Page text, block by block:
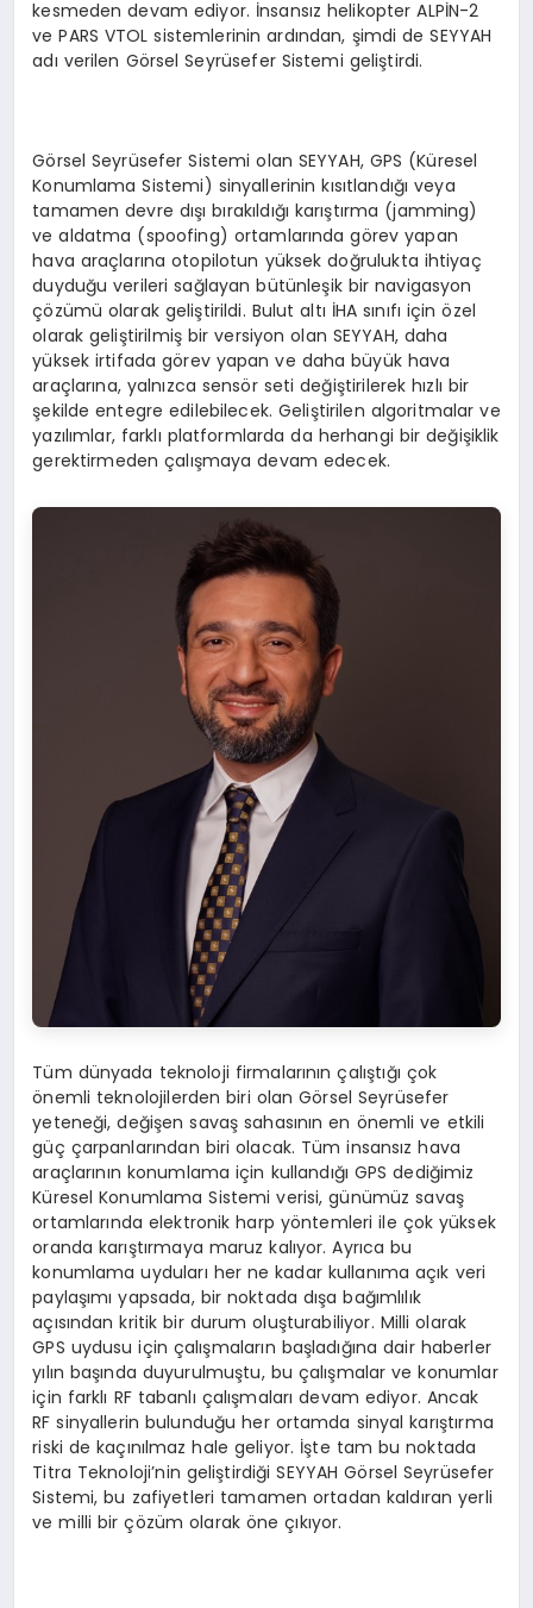
kesmeden devam ediyor. İnsansız helikopter ALPİN-2
ve PARS VTOL sistemlerinin ardından, şimdi de SEYYAH
adı verilen Görsel Seyrüsefer Sistemi geliştirdi.
Görsel Seyrüsefer Sistemi olan SEYYAH, GPS (Küresel
Konumlama Sistemi) sinyallerinin kısıtlandığı veya
tamamen devre dışı bırakıldığı karıştırma (jamming)
ve aldatma (spoofing) ortamlarında görev yapan
hava araçlarına otopilotun yüksek doğrulukta ihtiyaç
duyduğu verileri sağlayan bütünleşik bir navigasyon
çözümü olarak geliştirildi. Bulut altı İHA sınıfı için özel
olarak geliştirilmiş bir versiyon olan SEYYAH, daha
yüksek irtifada görev yapan ve daha büyük hava
araçlarına, yalnızca sensör seti değiştirilerek hızlı bir
şekilde entegre edilebilecek. Geliştirilen algoritmalar ve
yazılımlar, farklı platformlarda da herhangi bir değişiklik
gerektirmeden çalışmaya devam edecek.
Tüm dünyada teknoloji firmalarının çalıştığı çok
önemli teknolojilerden biri olan Görsel Seyrüsefer
yeteneği, değişen savaş sahasının en önemli ve etkili
güç çarpanlarından biri olacak. Tüm insansız hava
araçlarının konumlama için kullandığı GPS dediğimiz
Küresel Konumlama Sistemi verisi, günümüz savaş
ortamlarında elektronik harp yöntemleri ile çok yüksek
oranda karıştırmaya maruz kalıyor. Ayrıca bu
konumlama uyduları her ne kadar kullanıma açık veri
paylaşımı yapsada, bir noktada dışa bağımlılık
açısından kritik bir durum oluşturabiliyor. Milli olarak
GPS uydusu için çalışmaların başladığına dair haberler
yılın başında duyurulmuştu, bu çalışmalar ve konumlar
için farklı RF tabanlı çalışmaları devam ediyor. Ancak
RF sinyallerin bulunduğu her ortamda sinyal karıştırma
riski de kaçınılmaz hale geliyor. İşte tam bu noktada
Titra Teknoloji’nin geliştirdiği SEYYAH Görsel Seyrüsefer
Sistemi, bu zafiyetleri tamamen ortadan kaldıran yerli
ve milli bir çözüm olarak öne çıkıyor.